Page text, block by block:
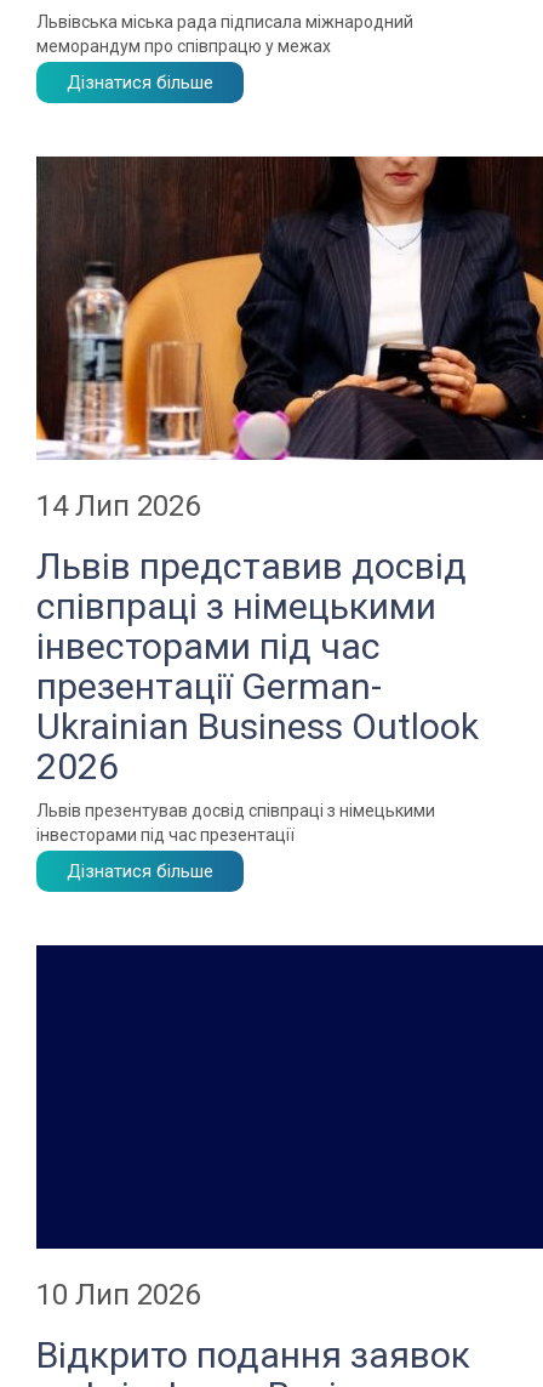
Львівська міська рада підписала міжнародний
меморандум про співпрацю у межах
Дізнатися більше
14 Лип 2026
Львів представив досвід
співпраці з німецькими
інвесторами під час
презентації German-
Ukrainian Business Outlook
2026
Львів презентував досвід співпраці з німецькими
інвесторами під час презентації
Дізнатися більше
10 Лип 2026
Відкрито подання заявок